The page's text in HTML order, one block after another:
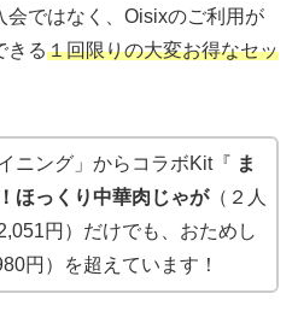
会ではなく、Oisixのご利用が
きる１回限りの大変お得なセッ
ニング」からコラボKit『 ま
ほっくり中華肉じゃが（２人
円）だけでも、おためし
円）を超えています！